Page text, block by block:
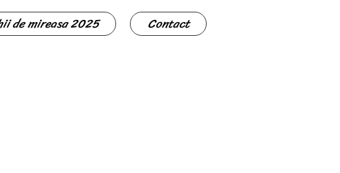
de mireasa 2025 Contact